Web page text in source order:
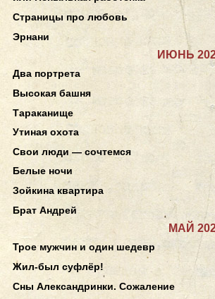
Страницы про любовь
Эрнани
ИЮНЬ
Два портрета
Высокая башня
Тараканище
Утиная охота
Свои люди — сочтемся
Белые ночи
Зойкина квартира
Брат Андрей
МАЙ
Трое мужчин и один шедевр
Жил-был суфлёр!
Сны Александринки. Сожаление